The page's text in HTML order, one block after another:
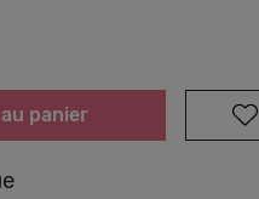
panier